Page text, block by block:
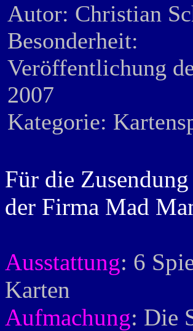
Autor: Christian
Besonderheit:
Veröffentlichung
2007
Kategorie:
Für die
der Firma Mad
Ausstattung: 6
Karten
Aufmachung: Die